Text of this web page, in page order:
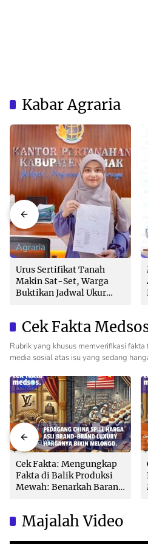
Kabar Agraria
Agraria
Urus Sertifikat Tanah
Makin Sat-Set, Warga
Buktikan Jadwal Ukur
Cek Fakta
Rubrik yang khusus memverifikasi
media sosial atas isu yang sedang
Cek Fakta
Cek Fakta: Mengungkap
Fakta di Balik Produksi
Mewah: Benarkah Barang
Majalah Video